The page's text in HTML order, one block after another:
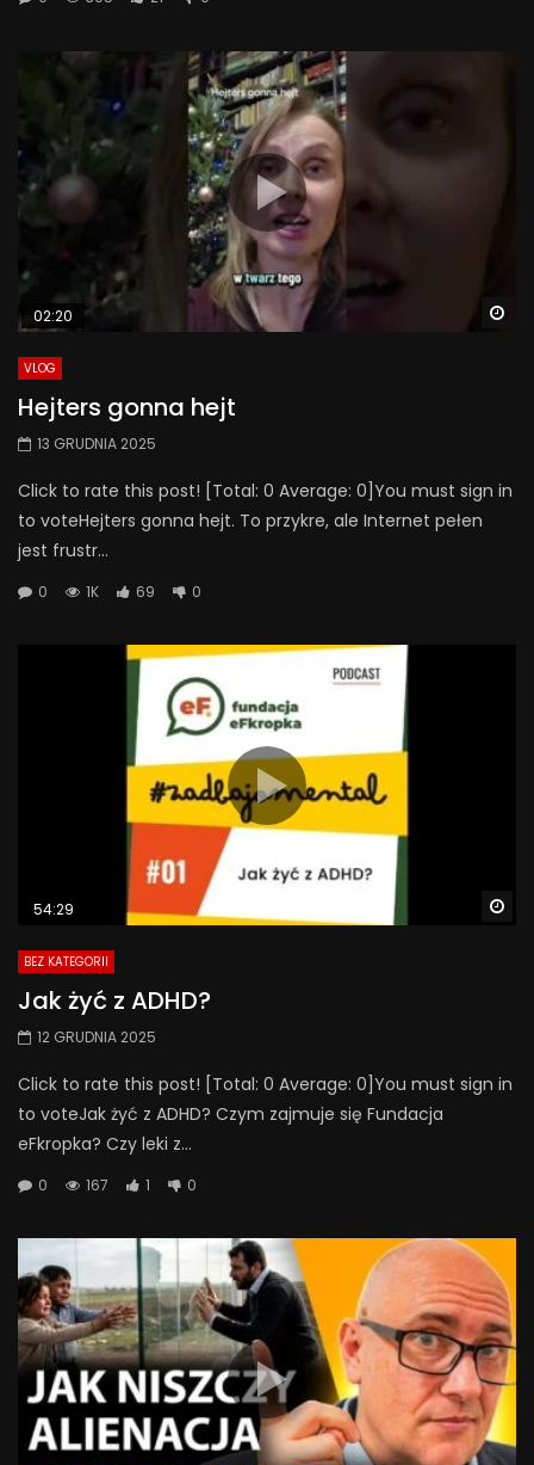
02:20
VLOG
Hejters gonna hejt
13 GRUDNIA 2025
Click to rate this post! [Total: 0 Average: 0]You must sign in
to voteHejters gonna hejt. To przykre, ale Internet pełen
jest frustr...
0 1K 69 0
54:29
BEZ KATEGORII
Jak żyć z ADHD?
12 GRUDNIA 2025
Click to rate this post! [Total: 0 Average: 0]You must sign in
to voteJak żyć z ADHD? Czym zajmuje się Fundacja
eFkropka? Czy leki z...
0 167 1 0